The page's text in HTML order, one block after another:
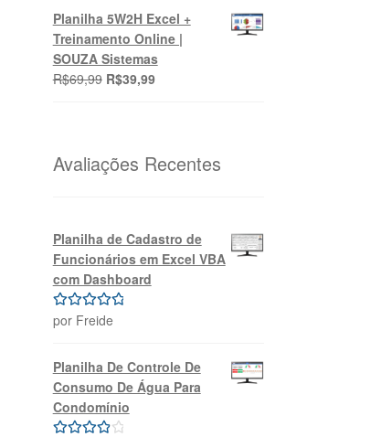
original
era:
R$69,99.
atual
é:
R$39,99.
Planilha 5W2H Excel +
Treinamento Online |
SOUZA Sistemas
R$69,99 O
R$69,99.
R$39,99O
R$39,99.
Avaliações Recentes
Planilha de Cadastro de
Funcionários em Excel VBA
com Dashboard
Avaliação5
por Freide
Planilha De Controle De
Consumo De Água Para
Condomínio